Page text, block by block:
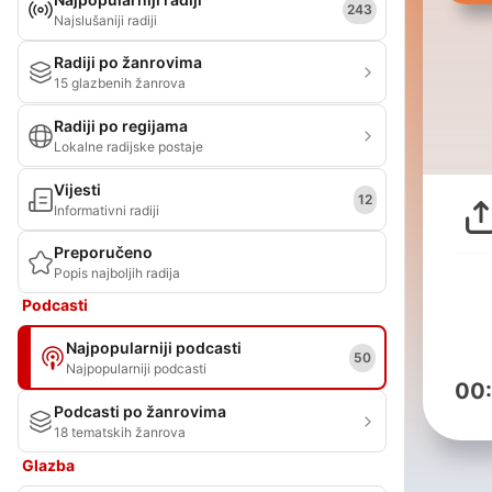
Najslušaniji radiji
243
Radiji po žanrovima
15 glazbenih žanrova
Radiji po regijama
Lokalne radijske postaje
Vijesti
Informativni radiji
12
Preporučeno
Popis najboljih radija
Podcasti
Najpopularniji podcasti
Najpopularniji podcasti
50
Podcasti po žanrovima
18 tematskih žanrova
Glazba